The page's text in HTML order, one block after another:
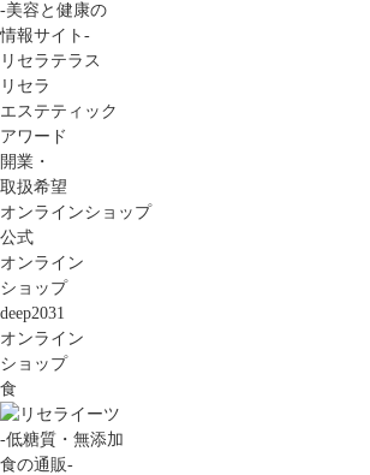
-美容と健康の
情報サイト-
リセラテラス
リセラ
エステティック
アワード
開業・
取扱希望
オンラインショップ
公式
オンライン
ショップ
deep2031
オンライン
ショップ
食
-低糖質・無添加
食の通販-